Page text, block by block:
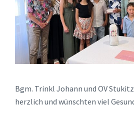
Bgm. Trinkl Johann und OV
herzlich und wünschten viel